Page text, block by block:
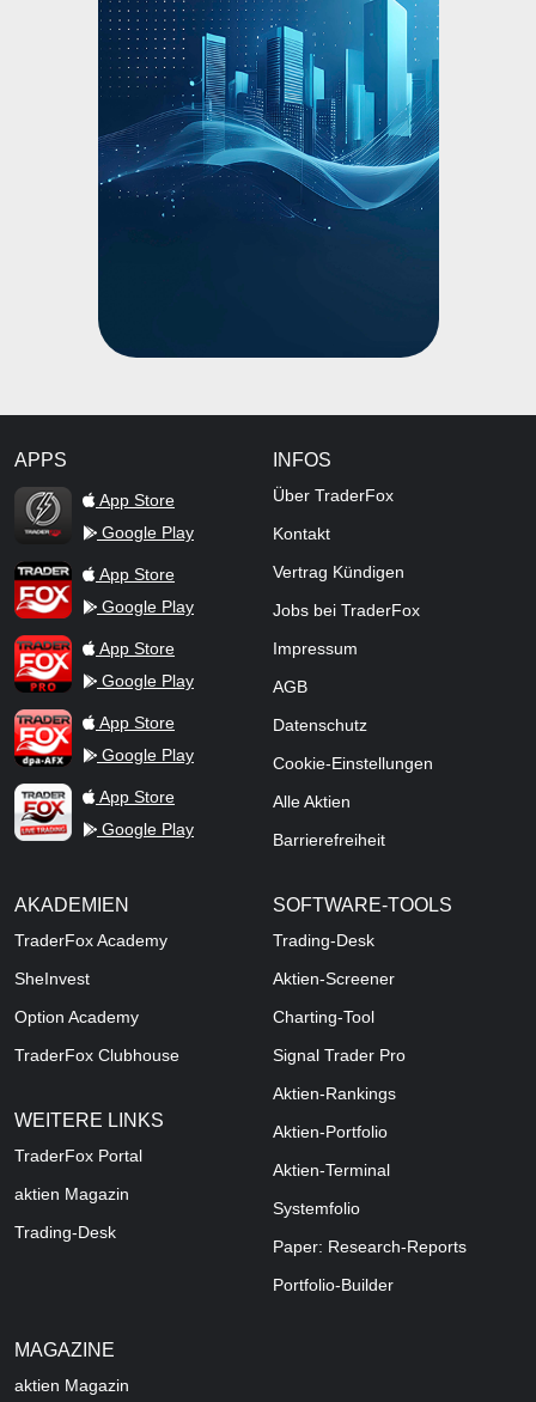
APPS
TraderFox Flash
App Store
Google Play
TraderFox AppApp Store
Google Play
TraderFox ProApp Store
Google Play
TraderFox dpa-AFX ProFeed
App Store
Google Play
TraderFox Live Trading
App Store
Google Play
INFOS
Über TraderFox
Kontakt
Vertrag Kündigen
Jobs bei TraderFox
Impressum
AGB
Datenschutz
Cookie-Einstellungen
Alle Aktien
Barrierefreiheit
AKADEMIEN
TraderFox Academy
SheInvest
Option Academy
TraderFox Clubhouse
WEITERE LINKS
TraderFox Portal
aktien Magazin
Trading-Desk
SOFTWARE-TOOLS
Trading-Desk
Aktien-Screener
Charting-Tool
Signal Trader Pro
Aktien-Rankings
Aktien-Portfolio
Aktien-Terminal
Systemfolio
Paper: Research-Reports
Portfolio-Builder
MAGAZINE
aktien Magazin